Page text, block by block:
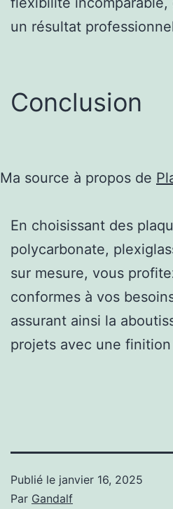
un résultat
Conclusion
Ma source à propos de
En choisissant des
polycarbonate,
sur mesure, vous
conformes à vos
assurant ainsi la
projets avec une
Publié le janvier 16, 2025
Par Gandalf